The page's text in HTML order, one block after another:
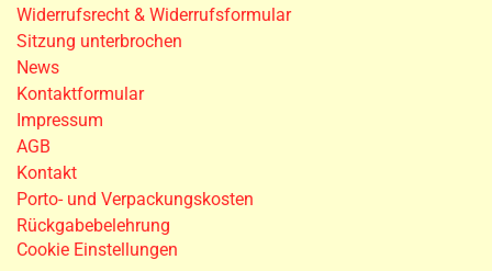
Widerrufsrecht & Widerrufsformular
Sitzung unterbrochen
News
Kontaktformular
Impressum
AGB
Kontakt
Porto- und Verpackungskosten
Rückgabebelehrung
Cookie Einstellungen